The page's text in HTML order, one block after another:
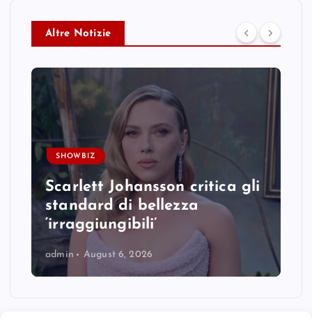
Altre Notizie
SHOWBIZ
Scarlett Johansson critica gli
standard di bellezza
‘irraggiungibili’
admin August 6, 2026